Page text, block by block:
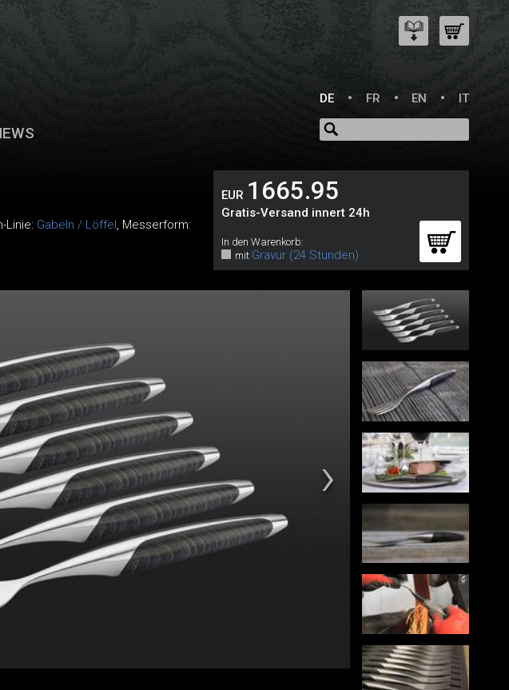
DE
FR EN IT
Linie: Gabeln / Löffel, Messerform:
EUR 1665.95
Gratis-Versand innert 24h
In den Warenkorb:
mit Gravur (24 Stunden)